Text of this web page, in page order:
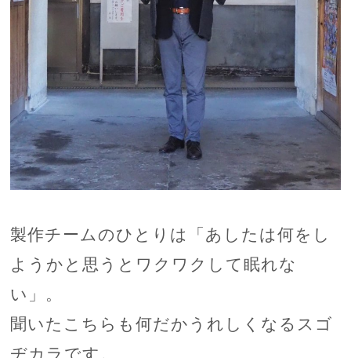
製作チームのひとりは「あしたは何をし
ようかと思うとワクワクして眠れな
い」。
聞いたこちらも何だかうれしくなるスゴ
ヂカラです。